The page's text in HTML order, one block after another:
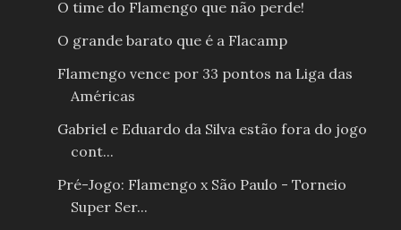
O time do Flamengo que não perde!
O grande barato que é a Flacamp
Flamengo vence por 33 pontos na Liga das
Américas
Gabriel e Eduardo da Silva estão fora do jogo
cont...
Pré-Jogo: Flamengo x São Paulo - Torneio
Super Ser...